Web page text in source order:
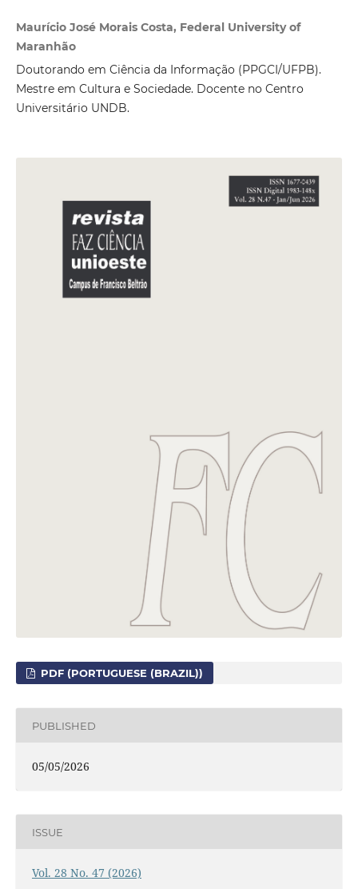
Maurício José Morais Costa, Federal University of
Maranhão
Doutorando em Ciência da Informação (PPGCI/UFPB).
Mestre em Cultura e Sociedade. Docente no Centro
Universitário UNDB.
PDF (PORTUGUESE (BRAZIL))
PUBLISHED
05/05/2026
ISSUE
Vol. 28 No. 47 (2026)